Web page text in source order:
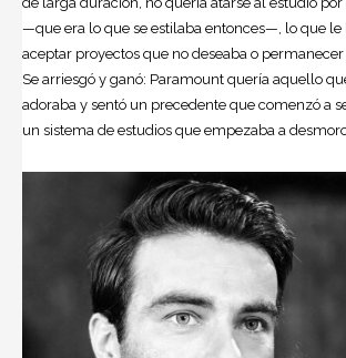
—que era lo que se estilaba entonces—, lo que le
aceptar proyectos que no deseaba o
Se arriesgó y ganó: Paramount quería aquello
adoraba y sentó un precedente que comenzó a
un sistema de estudios que empezaba a